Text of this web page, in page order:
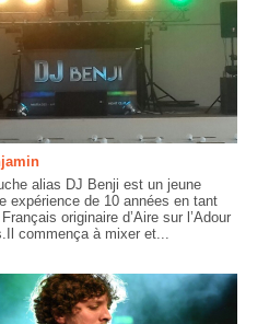
alias DJ Benji est un jeune
expérience de 10 années en tant
originaire d’Aire sur l’Adour
commença à mixer et...